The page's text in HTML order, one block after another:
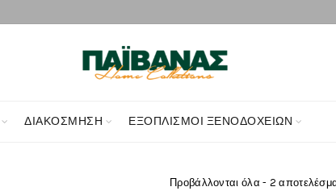
ΔΙΑΚΌΣΜΗΣΗ ΕΞΟΠΛΙΣΜΟΊ ΞΕΝΟΔΟΧΕΊΩΝ
Προβάλλονται όλα - 2